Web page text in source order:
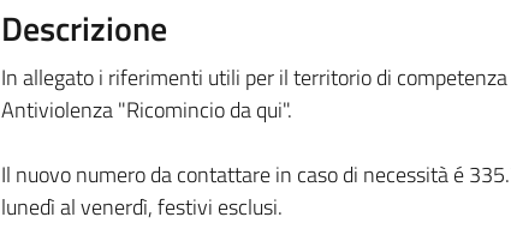
Descrizione
In allegato i riferimenti utili per il territorio di
Antiviolenza "Ricomincio da qui".
Il nuovo numero da contattare in caso di necessità é
lunedì al venerdì, festivi esclusi.